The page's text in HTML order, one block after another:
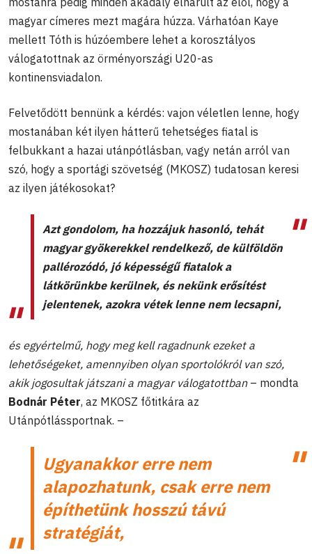
magyar címeres mezt magára húzza. Várhatóan Kaye
mellett Tóth is húzóembere lehet a korosztályos
válogatottnak az örményországi U20-as
kontinensviadalon.
Felvetődött bennünk a kérdés: vajon véletlen lenne, hogy
mostanában két ilyen hátterű tehetséges fiatal is
felbukkant a hazai utánpótlásban, vagy netán arról van
szó, hogy a sportági szövetség (MKOSZ) tudatosan keresi
az ilyen játékosokat?
Azt gondolom, ha hozzájuk hasonló, tehát
magyar gyökerekkel rendelkező, de külföldön
pallérozódó, jó képességű fiatalok a
látkörünkbe kerülnek, és nekünk erősítést
jelentenek, azokra vétek lenne nem lecsapni,
és egyértelmű, hogy meg kell ragadnunk ezeket a
lehetőségeket, amennyiben olyan sportolókról van szó,
akik jogosultak játszani a magyar válogatottban – mondta
Bodnár Péter, az MKOSZ főtitkára az
Utánpótlássportnak. –
Ugyanakkor erre nem
alapozhatunk, csak erre nem
építhetünk hosszú távú
stratégiát,